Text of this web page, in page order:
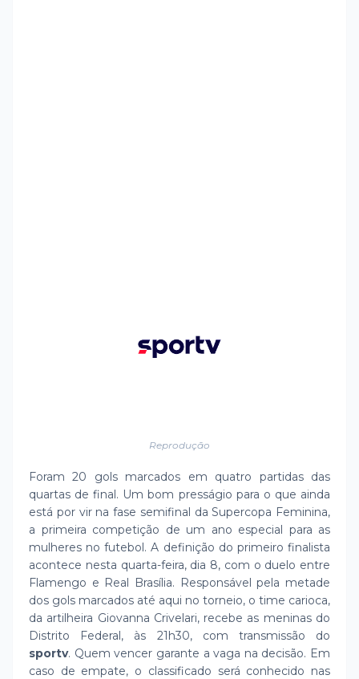
Reprodução
Foram 20 gols marcados em quatro partidas das
quartas de final. Um bom presságio para o que ainda
está por vir na fase semifinal da Supercopa Feminina,
a primeira competição de um ano especial para as
mulheres no futebol. A definição do primeiro finalista
acontece nesta quarta-feira, dia 8, com o duelo entre
Flamengo e Real Brasília. Responsável pela metade
dos gols marcados até aqui no torneio, o time carioca,
da artilheira Giovanna Crivelari, recebe as meninas do
Distrito Federal, às 21h30, com transmissão do
sportv. Quem vencer garante a vaga na decisão. Em
caso de empate, o classificado será conhecido nas